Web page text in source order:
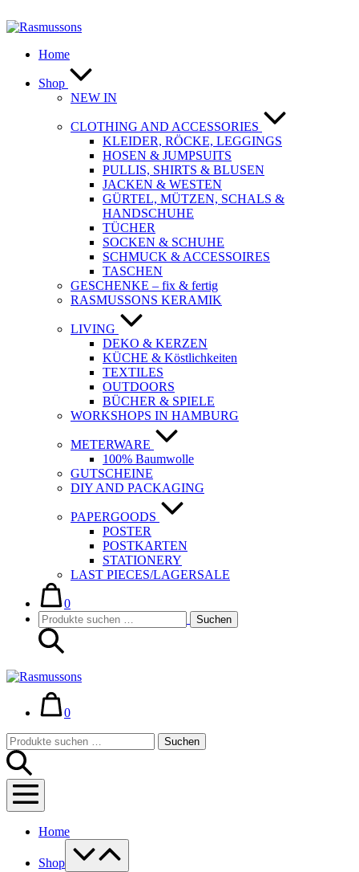
Inhalt
Home
Shop
NEW IN
CLOTHING AND ACCESSORIES
KLEIDER, RÖCKE, LEGGINGS
HOSEN & JUMPSUITS
PULLIS, SHIRTS & BLUSEN
JACKEN & WESTEN
GÜRTEL, MÜTZEN, SCHALS &
HANDSCHUHE
TÜCHER
SOCKEN & SCHUHE
SCHMUCK & ACCESSOIRES
TASCHEN
GESCHENKE – fix & fertig
RASMUSSONS KERAMIK
LIVING
DEKO & KERZEN
KÜCHE & Köstlichkeiten
TEXTILES
OUTDOORS
BÜCHER & SPIELE
WORKSHOPS IN HAMBURG
METERWARE
100% Baumwolle
GUTSCHEINE
DIY AND PACKAGING
PAPERGOODS
POSTER
POSTKARTEN
STATIONERY
LAST PIECES/LAGERSALE
Warenkorb
0im
Warenkorb
Suche-
Schalter
Suchen
nach:
Suchen
Warenkorb
0im
Suche-
Schalter
Suchen
nach:
Suchen
Menü-
Schalter
Home
Shop
Menü-
Schalter